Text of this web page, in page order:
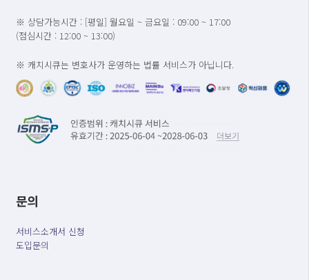
※ 상담가능시간 : [평일] 월요일 ~ 금요일 : 09:00 ~ 17:00
(점심시간 : 12:00 ~ 13:00)
※ 캐치시큐는 변호사가 운영하는 법률 서비스가 아닙니다.
문의
서비스소개서 신청
도입문의